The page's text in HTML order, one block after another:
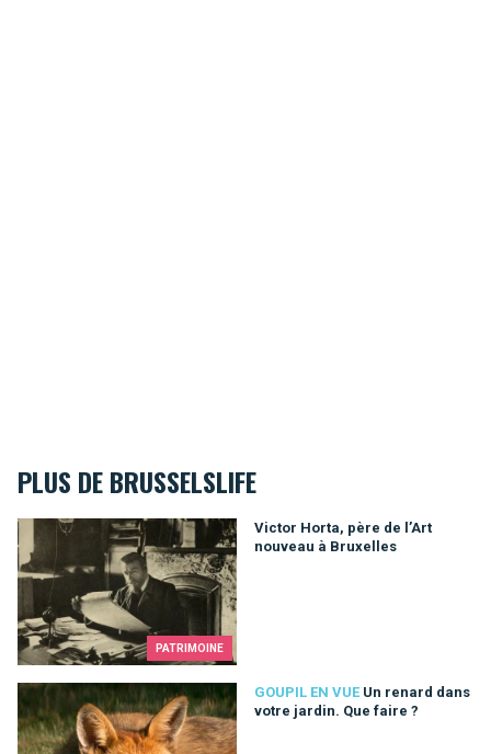
PLUS DE BRUSSELSLIFE
PATRIMOINE
Victor Horta, père de l’Art
nouveau à Bruxelles
Victor Horta, père de l’Art nouveau à Bruxelles
GOUPIL EN VUE Un renard dans
votre jardin. Que faire ?
Un renard dans votre jardin. Que faire ?